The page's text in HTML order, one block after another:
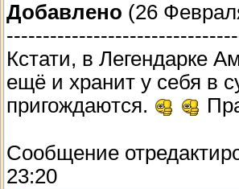
Добавлено (26
Кстати, в Легендарке
ещё и хранит у себя в
пригождаются.
Сообщение
23:20